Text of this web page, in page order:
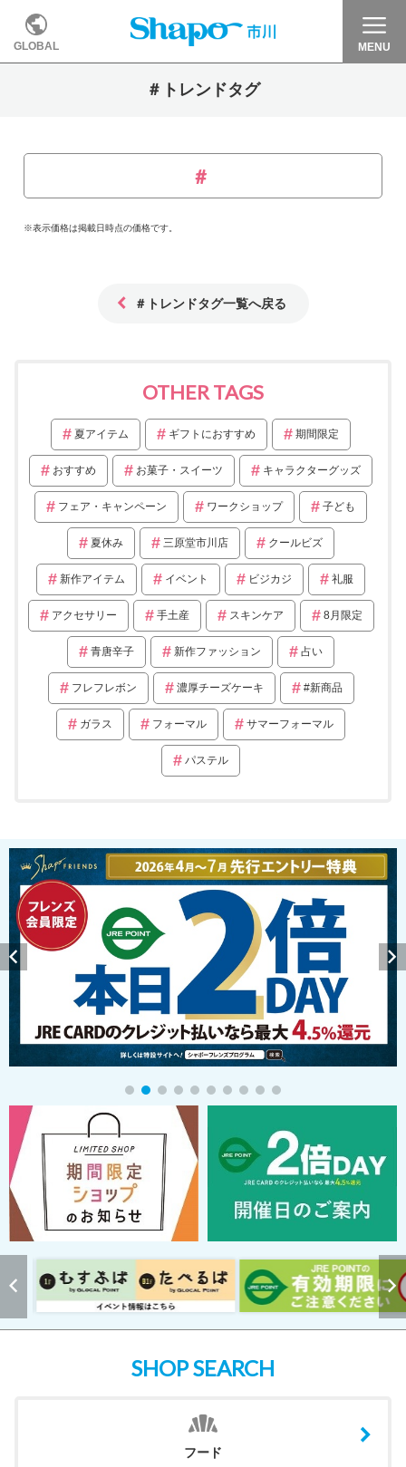
GLOBAL MENU
＃トレンドタグ
※表示価格は掲載日時点の価格です。
＃トレンドタグ一覧へ戻る
OTHER TAGS
夏アイテム ギフトにおすすめ 期間限定
おすすめ お菓子・スイーツ キャラクターグッズ
フェア・キャンペーン ワークショップ 子ども
夏休み 三原堂市川店 クールビズ
新作アイテム イベント ビジカジ 礼服
アクセサリー 手土産 スキンケア 8月限定
青唐辛子 新作ファッション 占い
フレフレボン 濃厚チーズケーキ #新商品
ガラス フォーマル サマーフォーマル
パステル
SHOP SEARCH
フード